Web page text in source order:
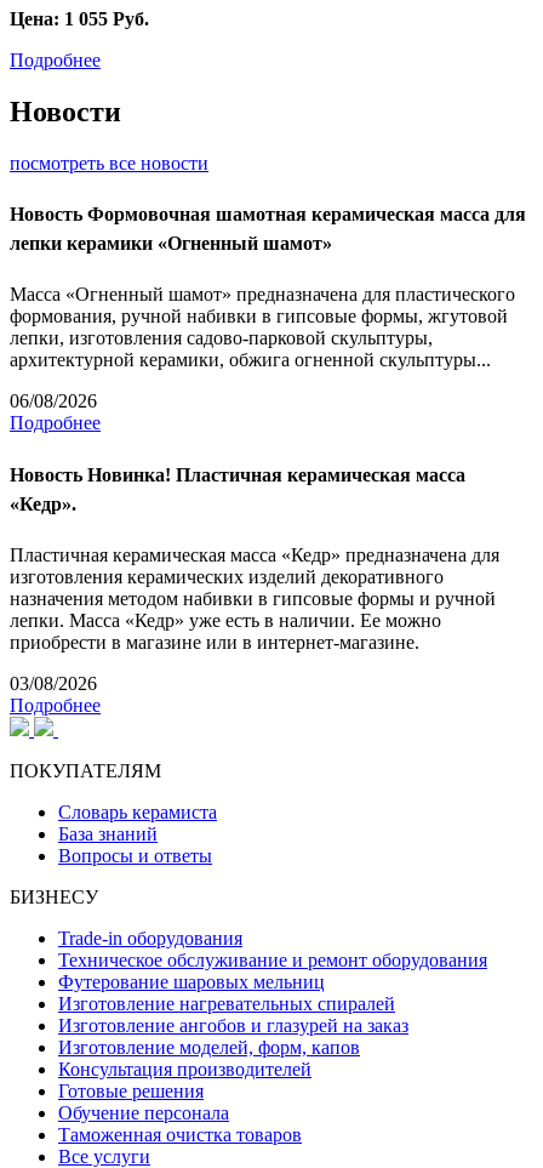
Цена: 1 055 Руб.
Подробнее
Новости
посмотреть все новости
Новость Формовочная шамотная керамическая масса для
лепки керамики «Огненный шамот»
Масса «Огненный шамот» предназначена для пластического
формования, ручной набивки в гипсовые формы, жгутовой
лепки, изготовления садово-парковой скульптуры,
архитектурной керамики, обжига огненной скульптуры...
06/08/2026
Подробнее
Новость Новинка! Пластичная керамическая масса
«Кедр».
Пластичная керамическая масса «Кедр» предназначена для
изготовления керамических изделий декоративного
назначения методом набивки в гипсовые формы и ручной
лепки. Масса «Кедр» уже есть в наличии. Ее можно
приобрести в магазине или в интернет-магазине.
03/08/2026
Подробнее
ПОКУПАТЕЛЯМ
Словарь керамиста
База знаний
Вопросы и ответы
БИЗНЕСУ
Trade-in оборудования
Техническое обслуживание и ремонт оборудования
Футерование шаровых мельниц
Изготовление нагревательных спиралей
Изготовление ангобов и глазурей на заказ
Изготовление моделей, форм, капов
Консультация производителей
Готовые решения
Обучение персонала
Таможенная очистка товаров
Все услуги